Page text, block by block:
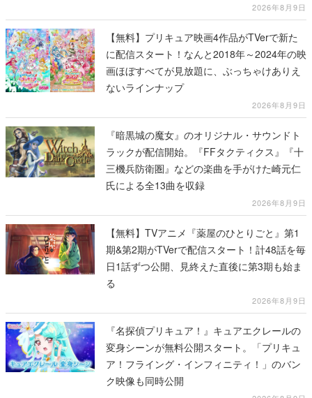
2026年8月9日
【無料】プリキュア映画4作品がTVerで新た
に配信スタート！なんと2018年～2024年の映
画ほぼすべてが見放題に、ぶっちゃけありえ
ないラインナップ
2026年8月9日
『暗黒城の魔女』のオリジナル・サウンドト
ラックが配信開始。『FFタクティクス』『十
三機兵防衛圏』などの楽曲を手がけた崎元仁
氏による全13曲を収録
2026年8月9日
【無料】TVアニメ『薬屋のひとりごと』第1
期&第2期がTVerで配信スタート！計48話を毎
日1話ずつ公開、見終えた直後に第3期も始ま
る
2026年8月9日
『名探偵プリキュア！』キュアエクレールの
変身シーンが無料公開スタート。「プリキュ
ア！フライング・インフィニティ！」のバン
ク映像も同時公開